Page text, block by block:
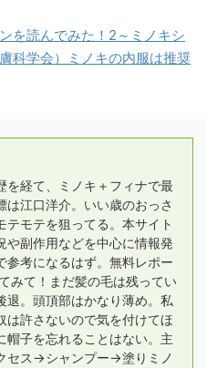
を読んでみた！2～ミノキシ
科学会）ミノキの内服は推奨
を経て、ミノキ＋フィナで最
は江口洋介。いい歳のおっさ
テモテを狙ってる。本サイト
や副作用などを中心に情報発
参考になるはず。無料レポー
みて！まだ髪の毛は残ってい
退。頭頂部はかなり薄め。私
は許さないので気を付けてほ
帽子を忘れることはない。主
セス→シャンプー→塗りミノ